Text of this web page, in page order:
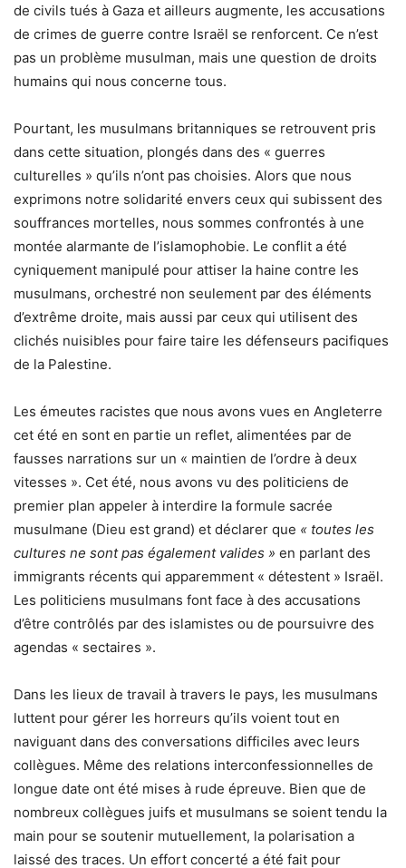
de civils tués à Gaza et ailleurs augmente, les accusations
de crimes de guerre contre Israël se renforcent. Ce n’est
pas un problème musulman, mais une question de droits
humains qui nous concerne tous.
Pourtant, les musulmans britanniques se retrouvent pris
dans cette situation, plongés dans des « guerres
culturelles » qu’ils n’ont pas choisies. Alors que nous
exprimons notre solidarité envers ceux qui subissent des
souffrances mortelles, nous sommes confrontés à une
montée alarmante de l’islamophobie. Le conflit a été
cyniquement manipulé pour attiser la haine contre les
musulmans, orchestré non seulement par des éléments
d’extrême droite, mais aussi par ceux qui utilisent des
clichés nuisibles pour faire taire les défenseurs pacifiques
de la Palestine.
Les émeutes racistes que nous avons vues en Angleterre
cet été en sont en partie un reflet, alimentées par de
fausses narrations sur un « maintien de l’ordre à deux
vitesses ». Cet été, nous avons vu des politiciens de
premier plan appeler à interdire la formule sacrée
musulmane (Dieu est grand) et déclarer que « toutes les
cultures ne sont pas également valides » en parlant des
immigrants récents qui apparemment « détestent » Israël.
Les politiciens musulmans font face à des accusations
d’être contrôlés par des islamistes ou de poursuivre des
agendas « sectaires ».
Dans les lieux de travail à travers le pays, les musulmans
luttent pour gérer les horreurs qu’ils voient tout en
naviguant dans des conversations difficiles avec leurs
collègues. Même des relations interconfessionnelles de
longue date ont été mises à rude épreuve. Bien que de
nombreux collègues juifs et musulmans se soient tendu la
main pour se soutenir mutuellement, la polarisation a
laissé des traces. Un effort concerté a été fait pour